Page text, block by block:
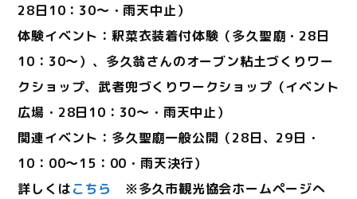
28日10：30～・雨天中止）
体験イベント：釈菜衣装着付体験（多久聖廟・28日
10：30～）、多久翁さんのオーブン粘土づくりワー
クショップ、武者兜づくりワークショップ（イベント
広場・28日10：30～・雨天中止）
関連イベント：多久聖廟一般公開（28日、29日・
10：00～15：00・雨天決行）
詳しくはこちら
※多久市観光協会ホームページへ